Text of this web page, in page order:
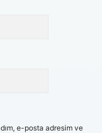
e-posta adresim ve